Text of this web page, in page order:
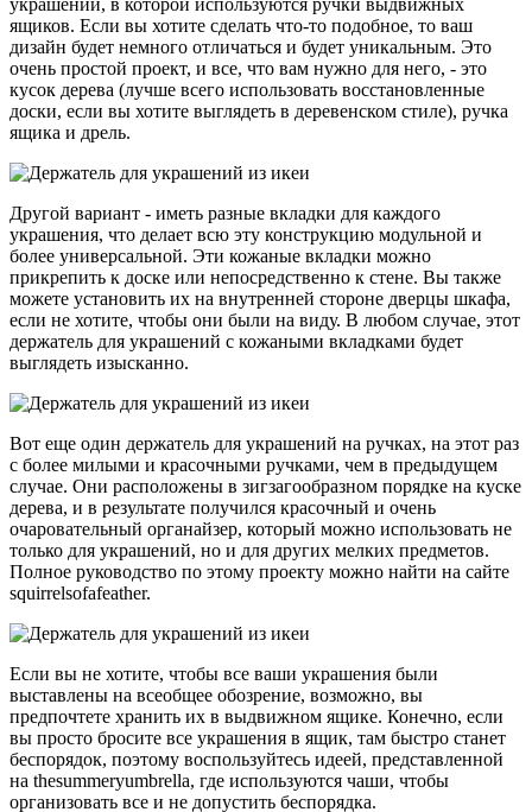
украшений, в которой используются ручки выдвижных
ящиков. Если вы хотите сделать что-то подобное, то ваш
дизайн будет немного отличаться и будет уникальным. Это
очень простой проект, и все, что вам нужно для него, - это
кусок дерева (лучше всего использовать восстановленные
доски, если вы хотите выглядеть в деревенском стиле), ручка
ящика и дрель.
Другой вариант - иметь разные вкладки для каждого
украшения, что делает всю эту конструкцию модульной и
более универсальной. Эти кожаные вкладки можно
прикрепить к доске или непосредственно к стене. Вы также
можете установить их на внутренней стороне дверцы шкафа,
если не хотите, чтобы они были на виду. В любом случае, этот
держатель для украшений с кожаными вкладками будет
выглядеть изысканно.
Вот еще один держатель для украшений на ручках, на этот раз
с более милыми и красочными ручками, чем в предыдущем
случае. Они расположены в зигзагообразном порядке на куске
дерева, и в результате получился красочный и очень
очаровательный органайзер, который можно использовать не
только для украшений, но и для других мелких предметов.
Полное руководство по этому проекту можно найти на сайте
squirrelsofafeather.
Если вы не хотите, чтобы все ваши украшения были
выставлены на всеобщее обозрение, возможно, вы
предпочтете хранить их в выдвижном ящике. Конечно, если
вы просто бросите все украшения в ящик, там быстро станет
беспорядок, поэтому воспользуйтесь идеей, представленной
на thesummeryumbrella, где используются чаши, чтобы
организовать все и не допустить беспорядка.